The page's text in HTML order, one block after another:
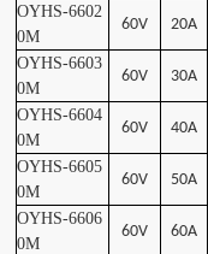
OYHS-6602
0M
60V 20A
OYHS-6603
0M
60V 30A
OYHS-6604
0M
60V 40A
OYHS-6605
0M
60V 50A
OYHS-6606
0M
60V 60A